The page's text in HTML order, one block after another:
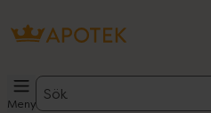
Meny
Sök